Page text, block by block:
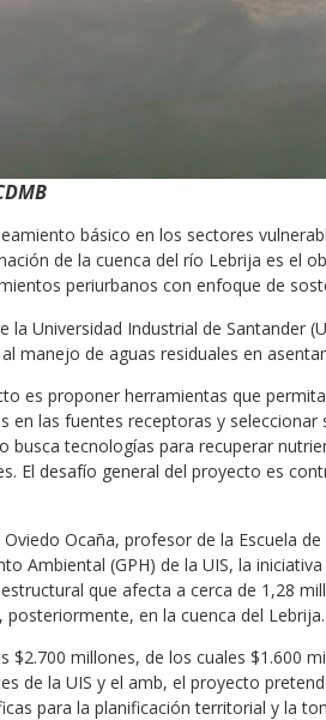
básico en los sectores
de la cuenca del río Lebrija es el
periurbanos con enfoque de
la Universidad Industrial de Santander
manejo de aguas residuales en
es proponer herramientas que
en las fuentes receptoras y
busca tecnologías para recuperar
El desafío general del proyecto es
Ocaña, profesor de la Escuela
Ambiental (GPH) de la UIS, la
que afecta a cerca de 1,28
en la cuenca del Lebrija.
$2.700 millones, de los cuales $1.600
de la UIS y el amb, el proyecto
para la planificación territorial y la